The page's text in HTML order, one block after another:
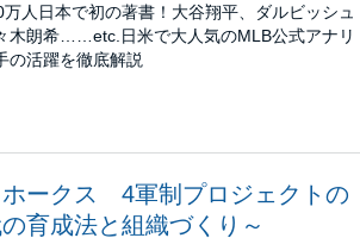
人日本で初の著書！大谷翔平、ダルビッシュ
木朗希……etc.日米で大人気のMLB公式アナリ
の活躍を徹底解説
ホークス 4軍制プロジェクトの
育成法と組織づくり～